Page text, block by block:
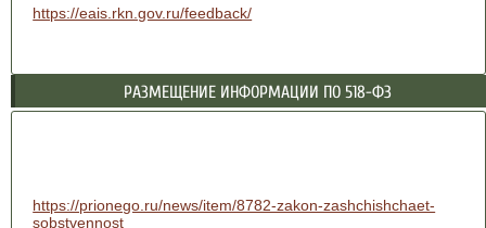
https://eais.rkn.gov.ru/feedback/
РАЗМЕЩЕНИЕ ИНФОРМАЦИИ ПО 518-ФЗ
https://prionego.ru/news/item/8782-zakon-zashchishchaet-
sobstvennost